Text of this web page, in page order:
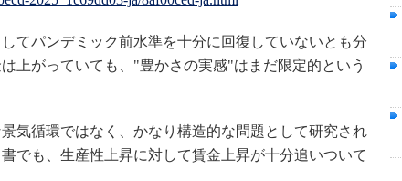
てパンデミック前水準を十分に回復していないとも分
上がっていても、"豊かさの実感"はまだ限定的という
気循環ではなく、かなり構造的な問題として研究され
でも、生産性上昇に対して賃金上昇が十分追いついて